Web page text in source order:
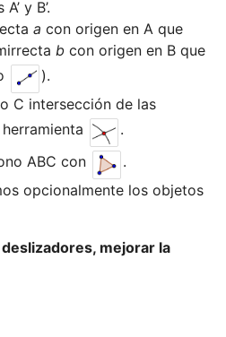
a con origen en A que
b con origen en B que
C intersección de las
ABC con
opcionalmente los objetos
mejorar la